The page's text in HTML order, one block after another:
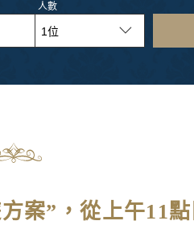
人數
案”，從上午11